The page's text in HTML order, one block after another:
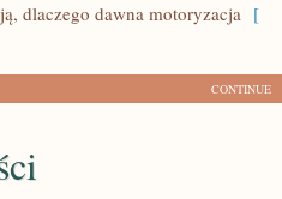
dlaczego dawna motoryzacja [
CONTINUE